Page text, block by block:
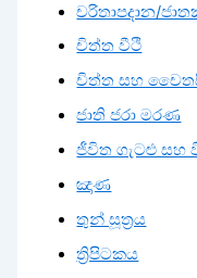
චරිතාපදාන/
චිත්ත වීථි
චිත්ත සහ
ජාති ජරා මරණ
ජීවිත ගැටළු සහ
ඤාණ
තුන් සූත්‍රය
ත්‍රිපිටකය